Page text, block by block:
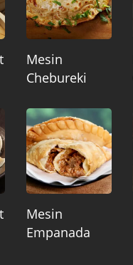
Mesin
Chebureki
Mesin
Empanada